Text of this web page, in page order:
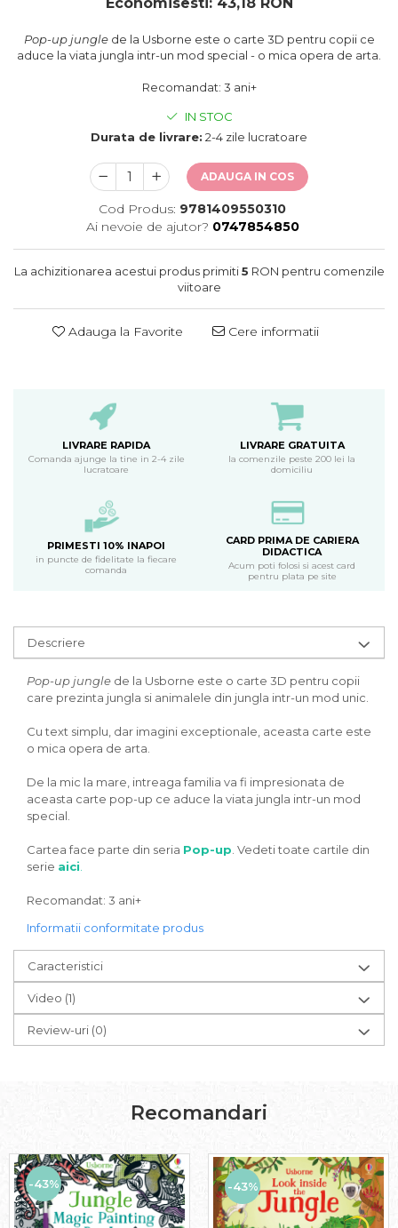
Pop-up jungle de la Usborne este o carte 3D pentru copii ce
aduce la viata jungla intr-un mod special - o mica opera de arta.
Recomandat: 3 ani+
IN STOC
Durata de livrare: 2-4 zile lucratoare
ADAUGA IN COS
Cod Produs: 9781409550310
Ai nevoie de ajutor? 0747854850
La achizitionarea acestui produs primiti5 RON pentru comenzile
viitoare
Adauga la Favorite Cere informatii
LIVRARE RAPIDA
Comanda ajunge la tine in 2-4 zile
lucratoare
LIVRARE GRATUITA
la comenzile peste 200 lei la
domiciliu
PRIMESTI 10% INAPOI
in puncte de fidelitate la fiecare
comanda
CARD PRIMA DE CARIERA
DIDACTICA
Acum poti folosi si acest card
pentru plata pe site
Descriere
Pop-up jungle de la Usborne este o carte 3D pentru copii
care prezinta jungla si animalele din jungla intr-un mod unic.
Cu text simplu, dar imagini exceptionale, aceasta carte este
o mica opera de arta.
De la mic la mare, intreaga familia va fi impresionata de
aceasta carte pop-up ce aduce la viata jungla intr-un mod
special.
Cartea face parte din seria Pop-up . Vedeti toate cartile din
serie aici
Recomandat: 3 ani+
Informatii conformitate produs
Caracteristici
Video (1)
Review-uri (0)
Recomandari
-43% -43%